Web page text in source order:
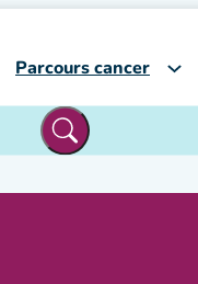
Parcours cancer